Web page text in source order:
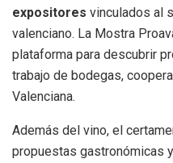
expositores vinculados al
valenciano. La Mostra
plataforma para descubrir
trabajo de bodegas,
Valenciana.
Además del vino, el
propuestas gastronómicas